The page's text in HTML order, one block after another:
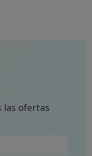
las ofertas